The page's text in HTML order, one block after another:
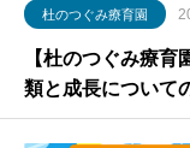
杜のつぐみ療育園
【杜のつぐみ療
類と成長について